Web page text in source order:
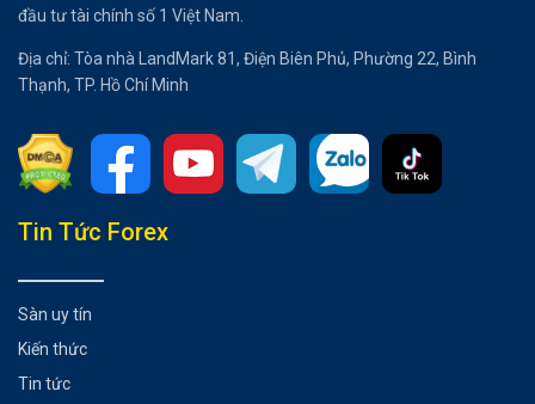
đầu tư tài chính số 1 Việt Nam.
Địa chỉ: Tòa nhà LandMark 81, Điện Biên Phủ, Phường 22, Bình
Thạnh, TP. Hồ Chí Minh
Tổng hợp bài viết
thị trường crypto
Ảnh hưởng đến giá trị HBAR
Kết luận
Tin Tức Forex
Sàn uy tín
Kiến thức
Tin tức